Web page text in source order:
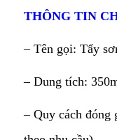
THÔNG TIN
– Tên gọi: Tẩy
– Dung tích:
– Quy cách đóng